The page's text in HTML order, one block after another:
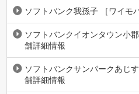
ソフトバンク我孫子 ［ワイモ
ソフトバンクイオンタウン小
舗詳細情報
ソフトバンクサンパークあじ
舗詳細情報